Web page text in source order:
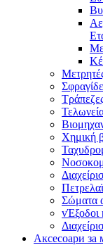
Χημική
Σώματα
vΈξοδοι
Аксесоари за